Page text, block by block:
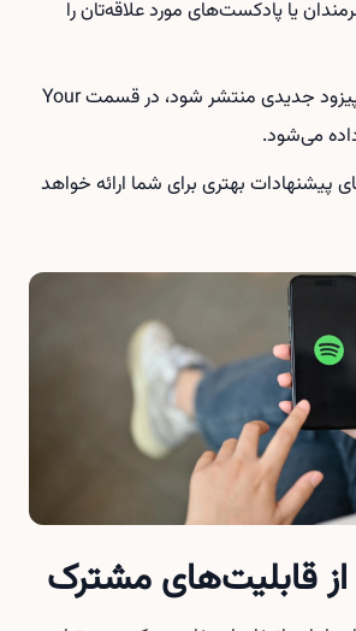
یا پادکست‌های مورد علاقه‌تان را
با این کار، وقتی اپیزود جدیدی منتشر شود، در قسمت Your
پیشنهادات بهتری برای شما ارائه خواهد